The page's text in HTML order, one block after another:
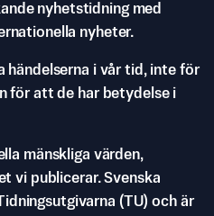
nyhetstidning med
nyheter.
händelserna i vår tid, inte för
för att de har betydelse i
mänskliga värden,
vi publicerar. Svenska
(TU) och är